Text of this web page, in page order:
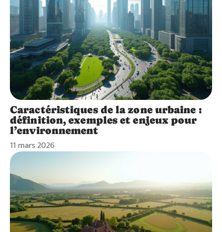
Caractéristiques de la zone urbaine :
définition, exemples et enjeux pour
l’environnement
11 mars 2026